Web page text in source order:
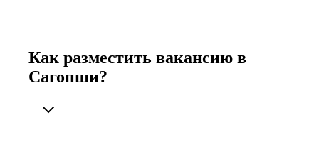
Как разместить вакансию в
Сагопши?